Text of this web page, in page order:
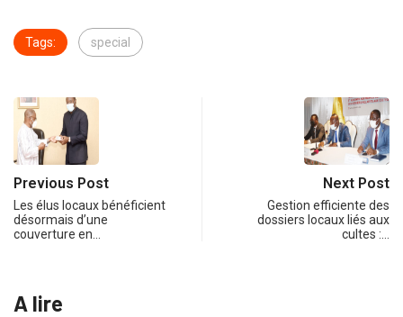
Tags: special
Previous Post
Les élus locaux bénéficient
désormais d’une
couverture en…
Next Post
Gestion efficiente des
dossiers locaux liés aux
cultes :…
A lire